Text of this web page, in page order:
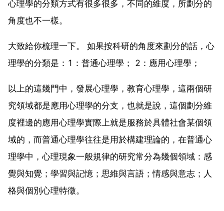
心理學的分類方式有很多很多，不同的維度，所劃分的
角度也不一樣。
大致給你梳理一下。 如果按科研的角度來劃分的話，心
理學的分類是：1：普通心理學； 2：應用心理學；
以上的這幾門中，發展心理學，教育心理學，這兩個研
究領域都是應用心理學的分支，也就是說，這個劃分維
度裡邊的應用心理學實際上就是服務於具體社會某個領
域的，而普通心理學往往是用於構建理論的，在普通心
理學中，心理現象一般規律的研究常分為幾個領域：感
覺與知覺；學習與記憶；思維與言語；情感與意志；人
格與個別心理特徵。